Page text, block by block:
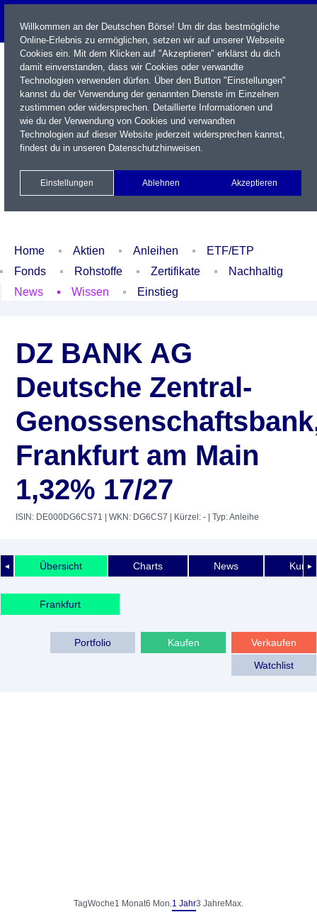
Name / WKN / ISIN / Kürzel
Newsletter Kontakt
Xetra Realtime
Watchlist Portfolio Login
Home Aktien Anleihen
ETF/ETP
Fonds
Rohstoffe Zertifikate
Nachhaltig
News
Wissen Einstieg
DZ BANK AG
Deutsche Zentral-
Frankfurt am Main
1,32% 17/27
ISIN: DE000DG6CS71 | WKN: DG6CS7 | Kürzel: - | Typ: Anleihe
◄ ►
Übersicht Charts News
Frankfurt
Verkaufen
Kaufen
Portfolio
Watchlist
TagWoche1 Monat6 Mon.1 Jahr3 Jahre Max.
Willkommen an der Deutschen Börse! Um dir das bestmögliche
Online-Erlebnis zu ermöglichen, setzen wir auf unserer Webseite
Cookies ein. Mit dem Klicken auf "Akzeptieren" erklärst du dich
damit einverstanden, dass wir Cookies oder verwandte
Technologien verwenden dürfen. Über den Button "Einstellungen"
kannst du der Verwendung der genannten Dienste im Einzelnen
zustimmen oder widersprechen. Detaillierte Informationen und
wie du der Verwendung von Cookies und verwandten
Technologien auf dieser Website jederzeit widersprechen kannst,
findest du in unseren Datenschutzhinweisen.
Einstellungen Ablehnen Akzeptieren